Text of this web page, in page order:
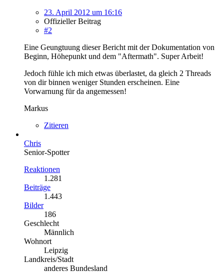
23. April 2012 um 16:16
Offizieller Beitrag
#2
Eine Geungtuung dieser Bericht mit der Dokumentation von
Beginn, Höhepunkt und dem "Aftermath". Super Arbeit!
Jedoch fühle ich mich etwas überlastet, da gleich 2 Threads
von dir binnen weniger Stunden erscheinen. Eine
Vorwarnung für da angemessen!
Markus
Zitieren
Chris
Senior-Spotter
Reaktionen
1.281
Beiträge
1.443
Bilder
186
Geschlecht
Männlich
Wohnort
Leipzig
Landkreis/Stadt
anderes Bundesland